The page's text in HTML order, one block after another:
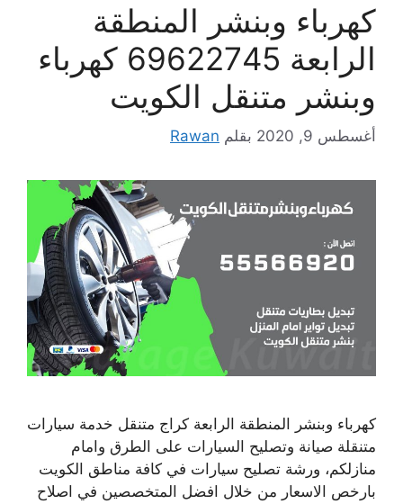
كهرباء وبنشر المنطقة
الرابعة 69622745 كهرباء
وبنشر متنقل الكويت
أغسطس 9, 2020 بقلم Rawan
كهرباء وبنشر المنطقة الرابعة كراج متنقل خدمة سيارات
متنقلة صيانة وتصليح السيارات على الطرق وامام
منازلكم، ورشة تصليح سيارات في كافة مناطق الكويت
بارخص الاسعار من خلال افضل المتخصصين في اصلاح